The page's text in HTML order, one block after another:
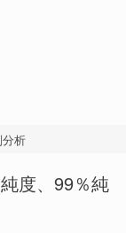
析
度、99％純